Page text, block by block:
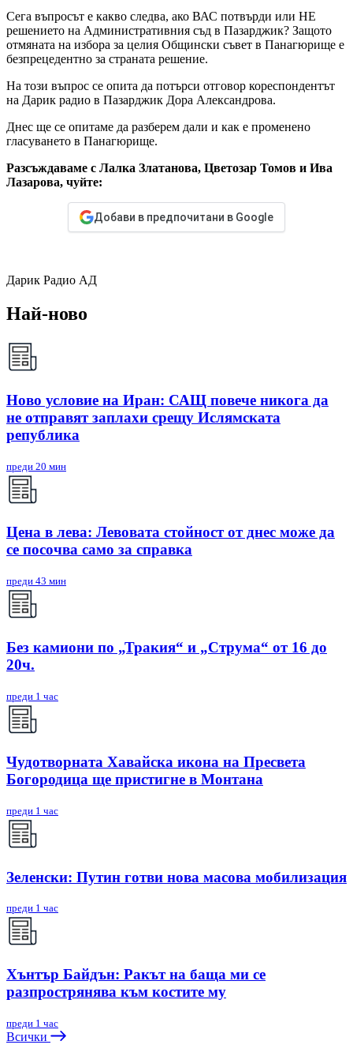
Сега въпросът е какво следва, ако ВАС потвърди или НЕ
решението на Административния съд в Пазарджик? Защото
отмяната на избора за целия Общински съвет в Панагюрище е
безпрецедентно за страната решение.
На този въпрос се опита да потърси отговор кореспондентът
на Дарик радио в Пазарджик Дора Александрова.
Днес ще се опитаме да разберем дали и как е променено
гласуването в Панагюрище.
Разсъждаваме с Лалка Златанова, Цветозар Томов и Ива
Лазарова, чуйте:
Добави в предпочитани в Google
Дарик Радио АД
Най-ново
Ново условие на Иран: САЩ повече никога да
не отправят заплахи срещу Ислямската
република
преди 20 мин
Цена в лева: Левовата стойност от днес може да
се посочва само за справка
преди 43 мин
Без камиони по „Тракия“ и „Струма“ от 16 до
20ч.
преди 1 час
Чудотворната Хавайска икона на Пресвета
Богородица ще пристигне в Монтана
преди 1 час
Зеленски: Путин готви нова масова мобилизация
преди 1 час
Хънтър Байдън: Ракът на баща ми се
разпрострянява към костите му
преди 1 час
Всички